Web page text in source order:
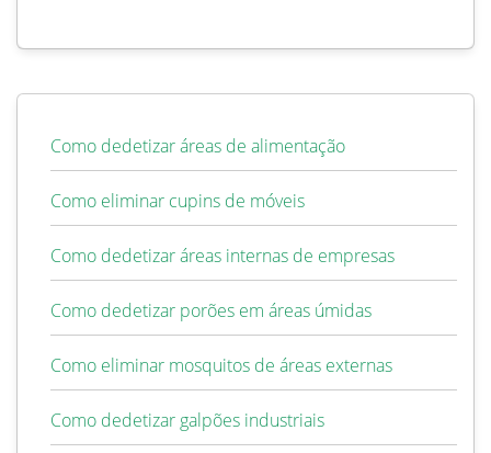
Como dedetizar áreas de alimentação
Como eliminar cupins de móveis
Como dedetizar áreas internas de empresas
Como dedetizar porões em áreas úmidas
Como eliminar mosquitos de áreas externas
Como dedetizar galpões industriais